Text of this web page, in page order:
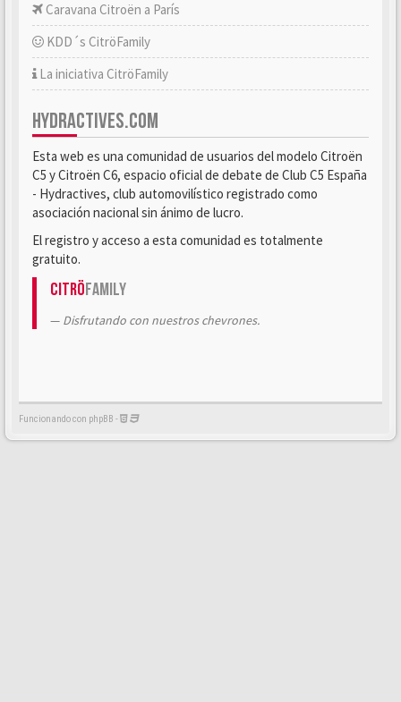
Caravana Citroën a París
KDD´s CitröFamily
La iniciativa CitröFamily
HYDRACTIVES.COM
Esta web es una comunidad de usuarios del modelo Citroën
C5 y Citroën C6, espacio oficial de debate de Club C5 España
- Hydractives, club automovilístico registrado como
asociación nacional sin ánimo de lucro.
El registro y acceso a esta comunidad es totalmente
gratuito.
CitröFamily
Disfrutando con nuestros chevrones.
Funcionando con phpBB -